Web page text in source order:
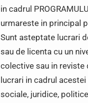
in cadrul
urmareste in principal
Sunt asteptate lucrari
sau de licenta cu un
colective sau in reviste
lucrari in cadrul
sociale, juridice,